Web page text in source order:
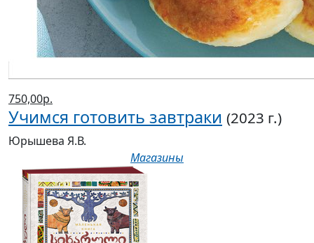
750,00р.
Учимся готовить завтраки (2023 г.)
Юрышева Я.В.
Магазины